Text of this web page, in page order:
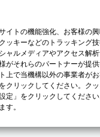
イトの機能強化、お客様の
ッキーなどのトラッキング
ャルメディアやアクセス解
がそれらのパートナーが提
上で当機構以外の事業者が
クリックしてください。ク
定」をクリックしてくださ
す。